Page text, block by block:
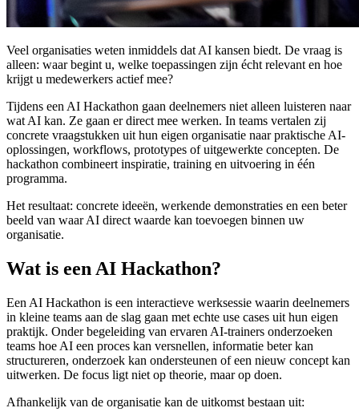
Veel organisaties weten inmiddels dat AI kansen biedt. De vraag is
alleen: waar begint u, welke toepassingen zijn écht relevant en hoe
krijgt u medewerkers actief mee?
Tijdens een AI Hackathon gaan deelnemers niet alleen luisteren naar
wat AI kan. Ze gaan er direct mee werken. In teams vertalen zij
concrete vraagstukken uit hun eigen organisatie naar praktische AI-
oplossingen, workflows, prototypes of uitgewerkte concepten. De
hackathon combineert inspiratie, training en uitvoering in één
programma.
Het resultaat: concrete ideeën, werkende demonstraties en een beter
beeld van waar AI direct waarde kan toevoegen binnen uw
organisatie.
Wat is een AI Hackathon?
Een AI Hackathon is een interactieve werksessie waarin deelnemers
in kleine teams aan de slag gaan met echte use cases uit hun eigen
praktijk. Onder begeleiding van ervaren AI-trainers onderzoeken
teams hoe AI een proces kan versnellen, informatie beter kan
structureren, onderzoek kan ondersteunen of een nieuw concept kan
uitwerken. De focus ligt niet op theorie, maar op doen.
Afhankelijk van de organisatie kan de uitkomst bestaan uit: